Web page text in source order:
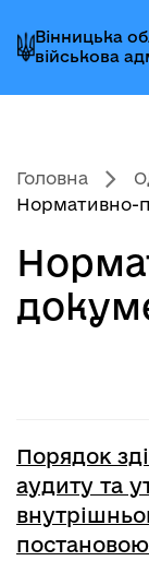
до
головного
меню
до
головного
вмісту
до
головного
колонтитула
Вінницька
військова
Головна
Нормативно-
Порядок
аудиту та
постановою